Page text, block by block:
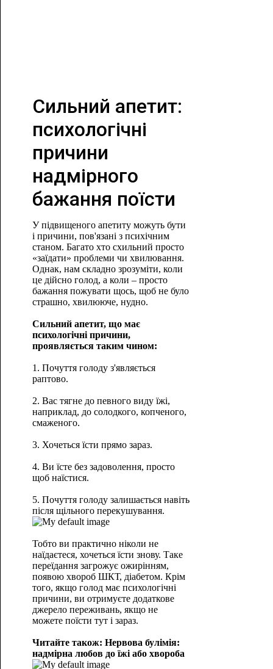
Сильний апетит:
психологічні
причини
надмірного
бажання поїсти
У підвищеного апетиту можуть бути
і причини, пов'язані з психічним
станом. Багато хто схильний просто
«заїдати» проблеми чи хвилювання.
Однак, нам складно зрозуміти, коли
це дійсно голод, а коли – просто
бажання пожувати щось, щоб не було
страшно, хвилююче, нудно.
Сильний апетит, що має
психологічні причини,
проявляється таким чином:
1. Почуття голоду з'являється
раптово.
2. Вас тягне до певного виду їжі,
наприклад, до солодкого, копченого,
смаженого.
3. Хочеться їсти прямо зараз.
4. Ви їсте без задоволення, просто
щоб наїстися.
5. Почуття голоду залишається навіть
після щільного перекушування.
Тобто ви практично ніколи не
наїдаєтеся, хочеться їсти знову. Таке
переїдання загрожує ожирінням,
появою хвороб ШКТ, діабетом. Крім
того, якщо голод має психологічні
причини, ви отримуєте додаткове
джерело переживань, якщо не
можете поїсти тут і зараз.
Читайте також: Нервова булімія:
надмірна любов до їжі або хвороба